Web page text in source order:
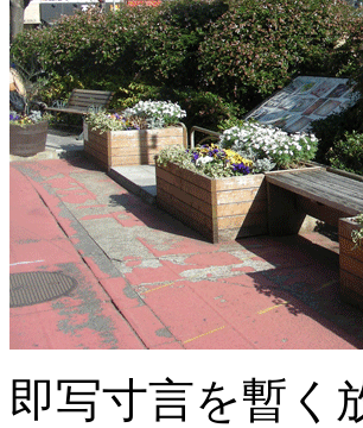
即写寸言を暫く